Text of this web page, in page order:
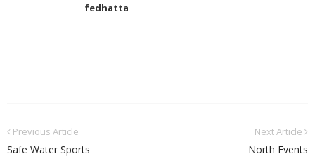
fedhatta
Previous Article
Safe Water Sports
Next Article
North Events